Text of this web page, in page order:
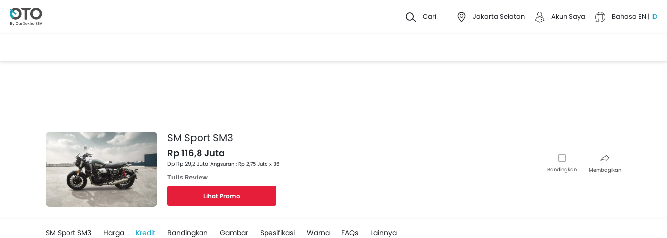
Cari Jakarta Selatan Akun Saya Bahasa EN | ID
SM Sport SM3
Rp 116,8 Juta
Dp Rp 29,2 Juta Angsuran : Rp 2,75 Juta x 36
Tulis Review
Lihat Promo
Bandingkan Membagikan
SM Sport SM3 Harga Kredit Bandingkan Gambar Spesifikasi Warna FAQs Lainnya